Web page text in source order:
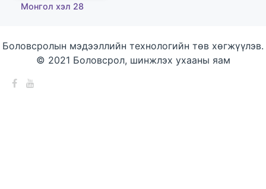
Монгол хэл 28
Боловсролын мэдээллийн технологийн төв хөгжүүлэв.
© 2021 Боловсрол, шинжлэх ухааны яам